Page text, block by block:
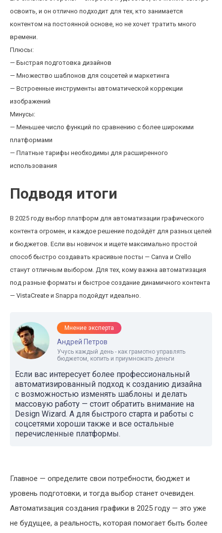
освоить, и он отлично подходит для тех, кто занимается
контентом на постоянной основе, но не хочет тратить много
времени.
Плюсы:
— Быстрая подготовка дизайнов
— Множество шаблонов для соцсетей и маркетинга
— Встроенные инструменты автоматической коррекции
изображений
Минусы:
— Меньшее число функций по сравнению с более широкими
платформами
— Платные тарифы необходимы для расширенного
использования
Подводя итоги
В 2025 году выбор платформ для автоматизации графического
контента огромен, и каждое решение подойдёт для разных целей
и бюджетов. Если вы новичок и ищете максимально простой
способ быстро создавать красивые посты — Canva и Crello
станут отличным выбором. Для тех, кому важна автоматизация
под разные форматы и быстрое создание динамичного контента
— VistaCreate и Snappa подойдут идеально.
Мнение эксперта
Андрей Петров
Учусь каждый день - как грамотно управлять
бюджетом, копить и приумножать деньги
Если вас интересует более профессиональный
автоматизированный подход к созданию дизайна
с возможностью изменять шаблоны и делать
массовую работу — стоит обратить внимание на
Design Wizard. А для быстрого старта и работы с
соцсетями хороши также и все остальные
перечисленные платформы.
Главное — определите свои потребности, бюджет и
уровень подготовки, и тогда выбор станет очевиден.
Автоматизация создания графики в 2025 году — это уже
не будущее, а реальность, которая помогает быть более